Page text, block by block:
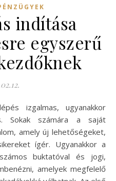
indítása
egyszerű
Sokak számára a saját
amely új lehetőségeket,
ígér. Ugyanakkor a
buktatóval és jogi,
amelyek megfelelő